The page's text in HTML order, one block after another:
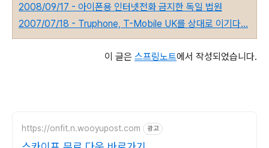
2008/09/17 - 아이폰용 인터넷전화 금지한 독일 법원
2007/07/18 - Truphone, T-Mobile UK를 상대로 이기다...
이 글은 스프링노트에서 작성되었습니다.
https://onfit.n.wooyupost.com 광고